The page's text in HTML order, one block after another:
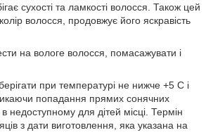
сухості та ламкості волосся. Також цей
волосся, продовжує його яскравість
на вологе волосся, помасажувати і
при температурі не нижче +5 С і
попадання прямих сонячних
недоступному для дітей місці. Термін
з дати виготовлення, яка указана на